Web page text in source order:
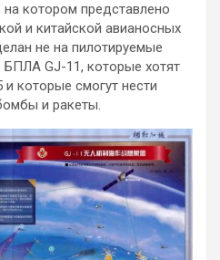
котором представлено
и китайской авианосных
не на пилотируемые
GJ-11, которые хотят
которые смогут нести
и ракеты.